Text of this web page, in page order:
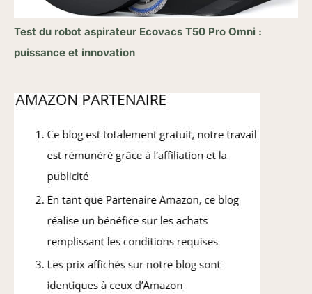
Test du robot aspirateur Ecovacs T50 Pro Omni :
puissance et innovation